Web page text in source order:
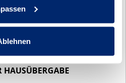
lernen Sie Ihren
mit der
Anschließend wird
HAUSÜBERGABE